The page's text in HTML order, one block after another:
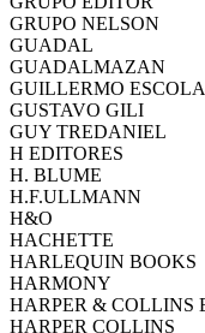
GRUPO NELSON
GUADAL
GUADALMAZAN
GUILLERMO
GUSTAVO GILI
GUY TREDANIEL
H EDITORES
H. BLUME
H.F.ULLMANN
H&O
HACHETTE
HARLEQUIN BOOKS
HARMONY
HARPER & COLLINS
HARPER COLLINS